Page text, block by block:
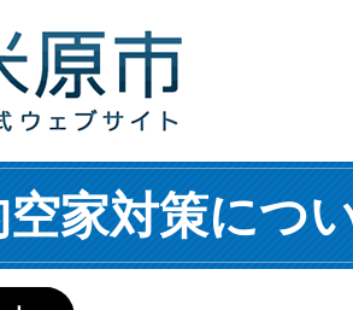
家対策につ